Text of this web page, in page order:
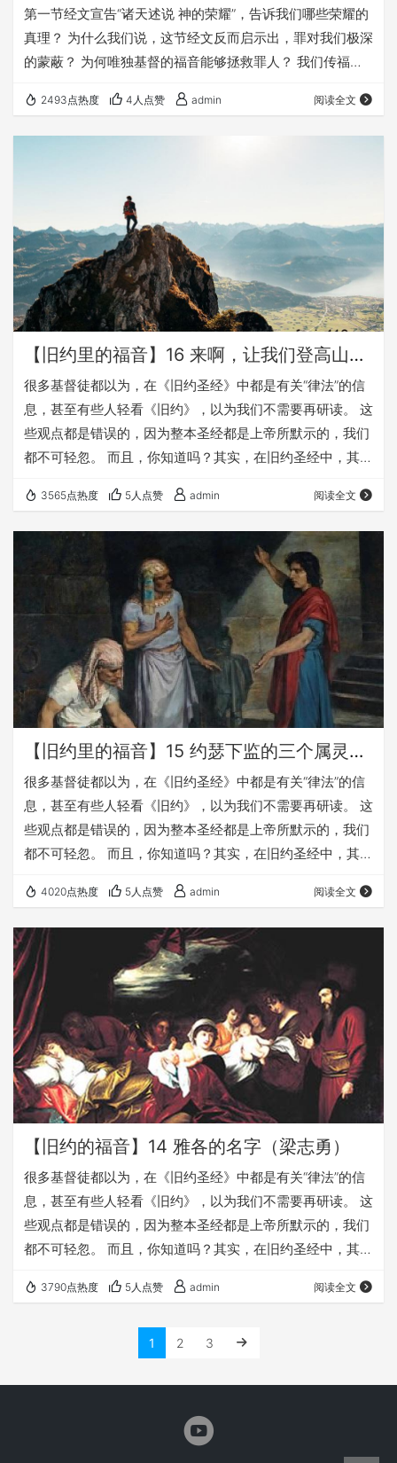
第一节经文宣告“诸天述说 神的荣耀”，告诉我们哪些荣耀的
真理？ 为什么我们说，这节经文反而启示出，罪对我们极深
的蒙蔽？ 为何唯独基督的福音能够拯救罪人？ 我们传福音
帝的祝福借着祂的真道，更多地临到每一个认真聆听的灵
魂。 欢迎您收听： 《诸天述说》 本文链接（若有朋友在微
2493点热度 4人点赞 admin 阅读全文
【旧约里的福音】16 来啊，让我们登高山！（梁志勇）
很多基督徒都以为，在《旧约圣经》中都是有关“律法”的信
息，甚至有些人轻看《旧约》，以为我们不需要再研读。 这
些观点都是错误的，因为整本圣经都是上帝所默示的，我们
都不可轻忽。 而且，你知道吗？其实，在旧约圣经中，其实
富，比任何的矿山更能带给我们惊喜。 让我们一起进入《旧
约》的宝山，挖掘其中宝贵的福音真理，让这些真理照亮你
的生命，让这些生命之道引领你学习《圣经》，更认识我们
的上帝。 我们的《旧约里的福音》系列讲道，只是从这座到
处都是宝藏的宝山里，挖出的几块宝石，真的仅仅…
3565点热度 5人点赞 admin 阅读全文
【旧约里的福音】15 约瑟下监的三个属灵真理（梁志勇）
很多基督徒都以为，在《旧约圣经》中都是有关“律法”的信
息，甚至有些人轻看《旧约》，以为我们不需要再研读。 这
些观点都是错误的，因为整本圣经都是上帝所默示的，我们
都不可轻忽。 而且，你知道吗？其实，在旧约圣经中，其实
富，比任何的矿山更能带给我们惊喜。 让我们一起进入《旧
约》的宝山，挖掘其中宝贵的福音真理，让这些真理照亮你
的生命，让这些生命之道引领你学习《圣经》，更认识我们
的上帝。 我们的《旧约里的福音》系列讲道，只是从这座到
处都是宝藏的宝山里，挖出的几块宝石，真的仅仅…
4020点热度 5人点赞 admin 阅读全文
【旧约的福音】14 雅各的名字（梁志勇）
很多基督徒都以为，在《旧约圣经》中都是有关“律法”的信
息，甚至有些人轻看《旧约》，以为我们不需要再研读。 这
些观点都是错误的，因为整本圣经都是上帝所默示的，我们
都不可轻忽。 而且，你知道吗？其实，在旧约圣经中，其实
富，比任何的矿山更能带给我们惊喜。 让我们一起进入《旧
的生命，让这些生命之道引领你学习《圣经》，更认识我们
3790点热度 5人点赞 admin 阅读全文
1 2 3